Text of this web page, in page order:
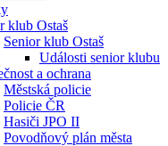
klub Ostaš
Senior klub Ostaš
Události senior klubu
a ochrana
Městská policie
Policie ČR
Hasiči JPO II
Povodňový plán města